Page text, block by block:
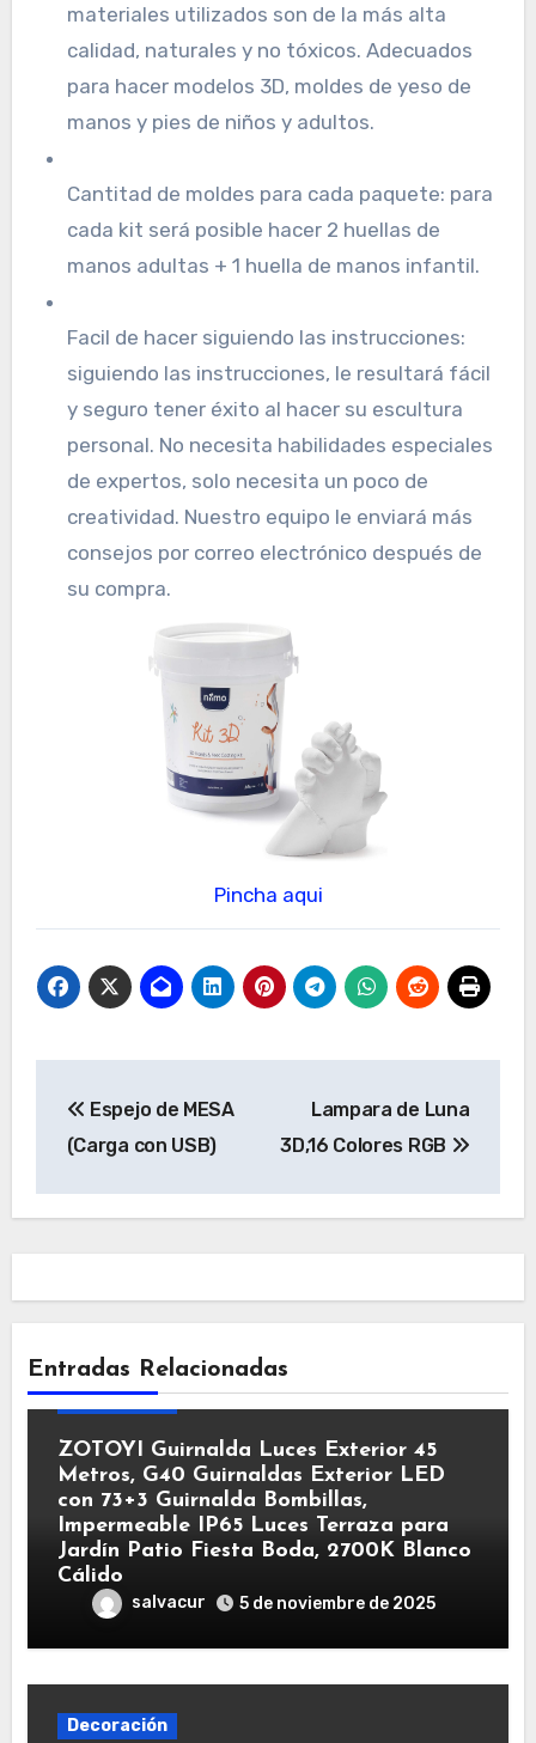
materiales utilizados son de la más alta
calidad, naturales y no tóxicos. Adecuados
para hacer modelos 3D, moldes de yeso de
manos y pies de niños y adultos.
Cantitad de moldes para cada paquete: para
cada kit será posible hacer 2 huellas de
manos adultas + 1 huella de manos infantil.
Facil de hacer siguiendo las instrucciones:
siguiendo las instrucciones, le resultará fácil
y seguro tener éxito al hacer su escultura
personal. No necesita habilidades especiales
de expertos, solo necesita un poco de
creatividad. Nuestro equipo le enviará más
consejos por correo electrónico después de
su compra.
Pincha aqui
de
Espejo de MESA
(Carga con USB)
Lampara de Luna
3D,16 Colores RGB
Entradas Relacionadas
Decoración
ZOTOYI Guirnalda Luces Exterior 45
Metros, G40 Guirnaldas Exterior LED
con 73+3 Guirnalda Bombillas,
Impermeable IP65 Luces Terraza para
Jardín Patio Fiesta Boda, 2700K Blanco
Cálido
salvacur 5 de noviembre de 2025
Decoración